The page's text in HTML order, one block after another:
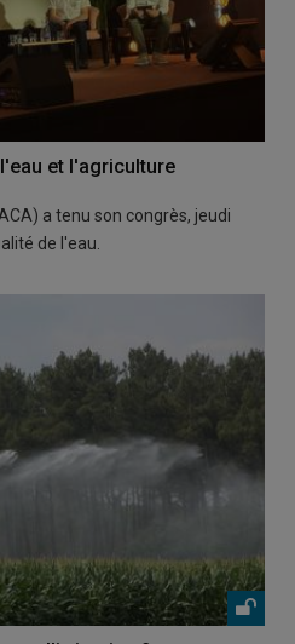
et l'agriculture
a tenu son congrès, jeudi
de l'eau.